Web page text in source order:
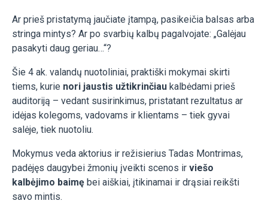
Ar prieš pristatymą jaučiate įtampą, pasikeičia balsas arba
stringa mintys? Ar po svarbių kalbų pagalvojate: „Galėjau
pasakyti daug geriau…“?
Šie 4 ak. valandų nuotoliniai, praktiški mokymai skirti
tiems, kurie nori jaustis užtikrinčiau kalbėdami prieš
auditoriją – vedant susirinkimus, pristatant rezultatus ar
idėjas kolegoms, vadovams ir klientams – tiek gyvai
salėje, tiek nuotoliu.
Mokymus veda aktorius ir režisierius Tadas Montrimas,
padėjęs daugybei žmonių įveikti scenos ir viešo
kalbėjimo baimę bei aiškiai, įtikinamai ir drąsiai reikšti
savo mintis.